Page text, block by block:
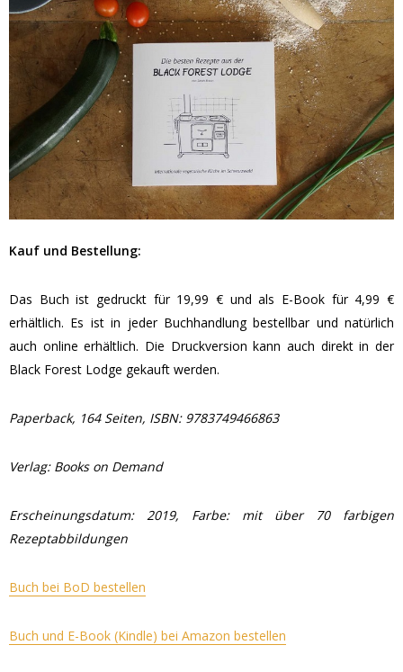
Kauf und Bestellung:
Das Buch ist gedruckt für 19,99 € und als E-Book für 4,99 €
erhältlich. Es ist in jeder Buchhandlung bestellbar und natürlich
auch online erhältlich. Die Druckversion kann auch direkt in der
Black Forest Lodge gekauft werden.
Paperback, 164 Seiten, ISBN: 9783749466863
Verlag: Books on Demand
Erscheinungsdatum: 2019, Farbe: mit über 70 farbigen
Rezeptabbildungen
Buch bei BoD bestellen
Buch und E-Book (Kindle) bei Amazon bestellen